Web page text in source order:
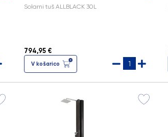
Solarni tuš ALLBLACK 30L
794,95 €
V košarico